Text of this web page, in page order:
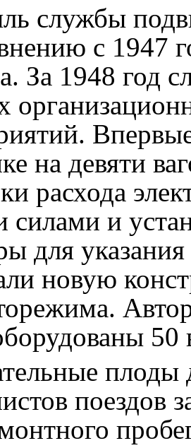
службы
с 1947
За 1948 год
на девяти
расхода
силами и
для
новую
50
плоды
поездов